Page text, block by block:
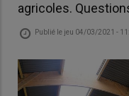
agricoles.
Publié le jeu 04/03/2021 -